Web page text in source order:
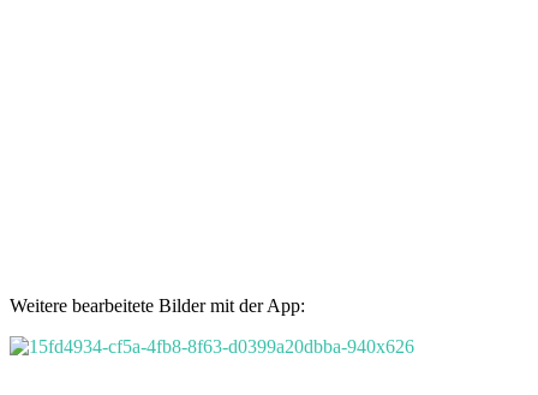
Weitere bearbeitete Bilder mit der App: